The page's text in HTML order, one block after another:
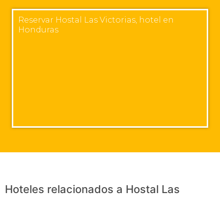
Reservar Hostal Las Victorias, hotel en
Honduras
Hoteles relacionados a Hostal Las